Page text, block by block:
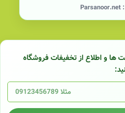
Parsanoor.net
و اطلاع از تخفیفات فروشگاه